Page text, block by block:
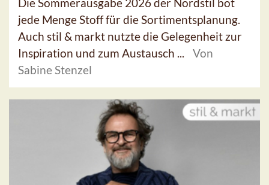
jede Menge Stoff für die Sortimentsplanung.
Auch stil & markt nutzte die Gelegenheit zur
Inspiration und zum Austausch ...
Von
Sabine Stenzel